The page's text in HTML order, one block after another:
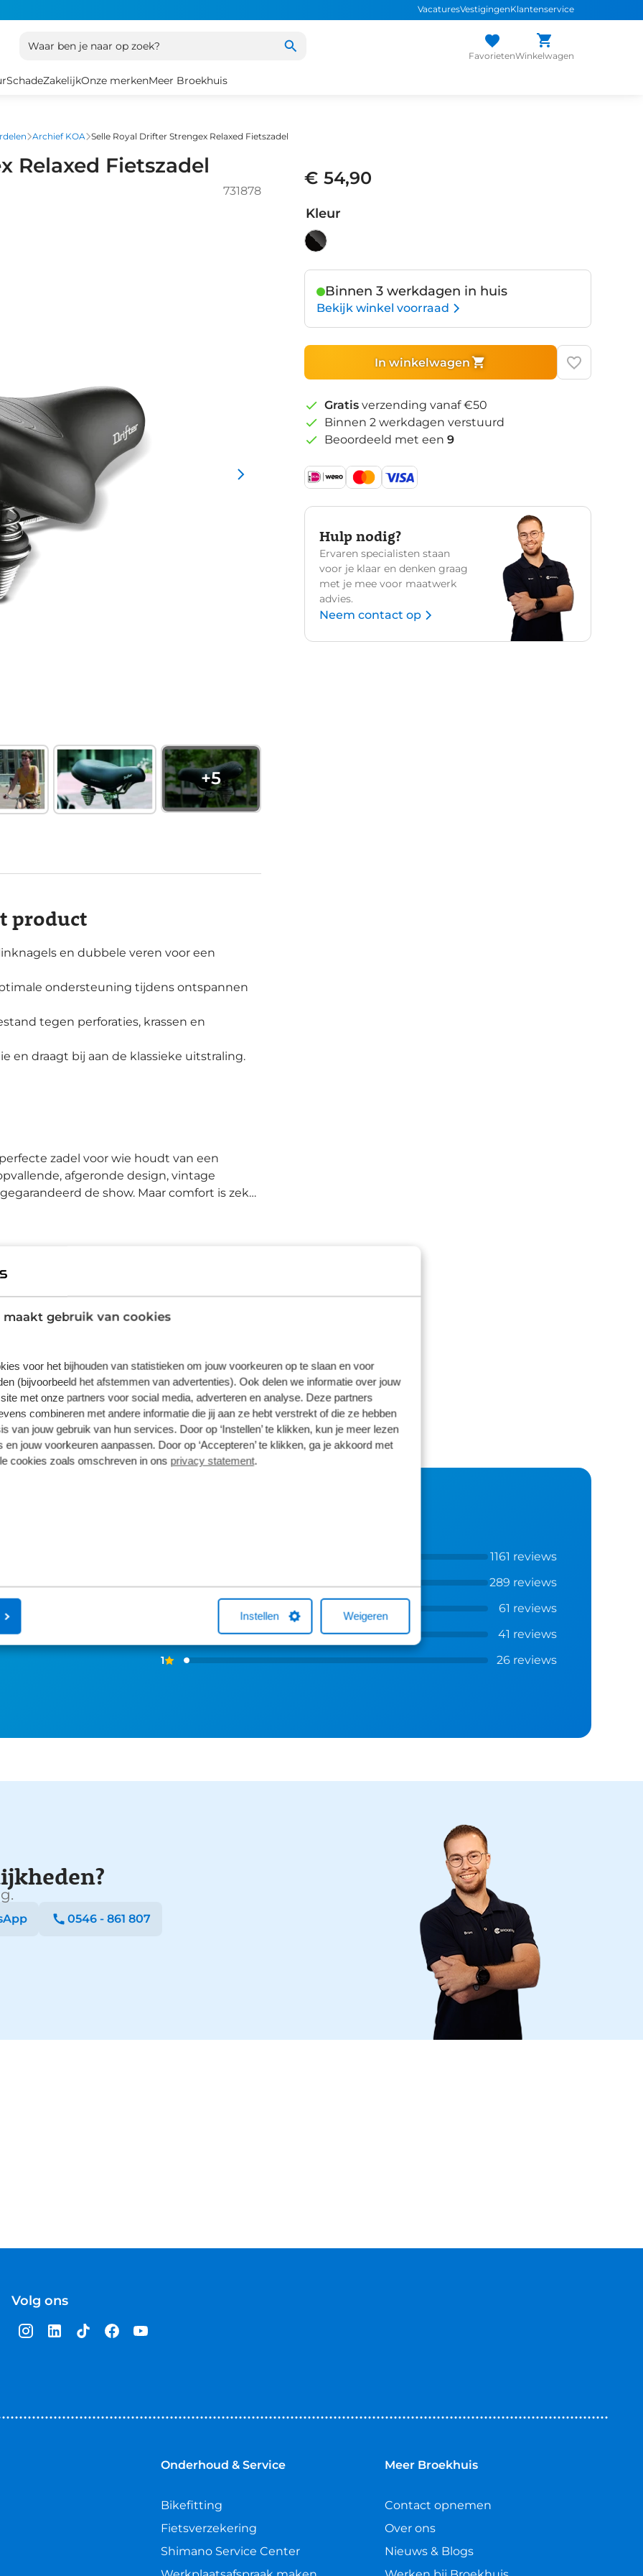
maakt gebruik van cookies
voor het bijhouden van statistieken om jouw voorkeuren op te slaan en voor
(bijvoorbeeld het afstemmen van advertenties). Ook delen we informatie over jouw
met onze partners voor social media, adverteren en analyse. Deze partners
combineren met andere informatie die jij aan ze hebt verstrekt of die ze hebben
van jouw gebruik van hun services. Door op ‘Instellen’ te klikken, kun je meer lezen
jouw voorkeuren aanpassen. Door op ‘Accepteren’ te klikken, ga je akkoord met
cookies zoals omschreven in ons privacy statement.
Instellen Weigeren
VacaturesVestigingenKlantenservice
Waar ben je naar op zoek?
FavorietenWinkelwagen
SchadeZakelijkOnze merkenMeer Broekhuis
Archief KOA Selle Royal Drifter Strengex Relaxed Fietszadel
Relaxed Fietszadel
731878
+5
€ 54,90
Kleur
Binnen 3 werkdagen in huis
Bekijk winkel voorraad
In winkelwagen
Gratis verzending vanaf €50
Binnen 2 werkdagen verstuurd
Beoordeeld met een 9
Hulp nodig?
Ervaren specialisten staan
voor je klaar en denken graag
met je mee voor maatwerk
advies.
Neem contact op
product
en dubbele veren voor een
ondersteuning tijdens ontspannen
tegen perforaties, krassen en
en draagt bij aan de klassieke uitstraling.
zadel voor wie houdt van een
afgeronde design, vintage
de show. Maar comfort is zeker
een aangename ondersteuning tijdens
Royal Vacuum systeem blijft het zadel
is extreem duurzaam en kan wel
het zadel
een prettige vering, waardoor
Met een lengte van 270 mm en
van de leverancier. Op basis van beschikbaarheid of
zeggen
1161 reviews
289 reviews
61 reviews
41 reviews
1 26 reviews
0546 - 861 807
Volg ons
Onderhoud & Service
Bikefitting
Fietsverzekering
Shimano Service Center
Meer Broekhuis
Contact opnemen
Over ons
Nieuws & Blogs